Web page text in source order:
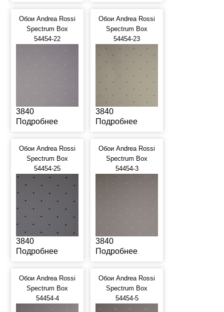
Обои Andrea Rossi
Spectrum Box
54454-22
3840
Подробнее
Обои Andrea Rossi
Spectrum Box
54454-23
3840
Подробнее
Обои Andrea Rossi
Spectrum Box
54454-25
3840
Подробнее
Обои Andrea Rossi
Spectrum Box
54454-3
3840
Подробнее
Обои Andrea Rossi
Spectrum Box
54454-4
Обои Andrea Rossi
Spectrum Box
54454-5